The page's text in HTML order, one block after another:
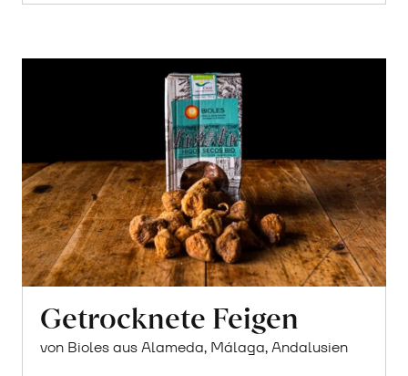
Getrocknete Feigen
von Bioles aus Alameda, Málaga, Andalusien